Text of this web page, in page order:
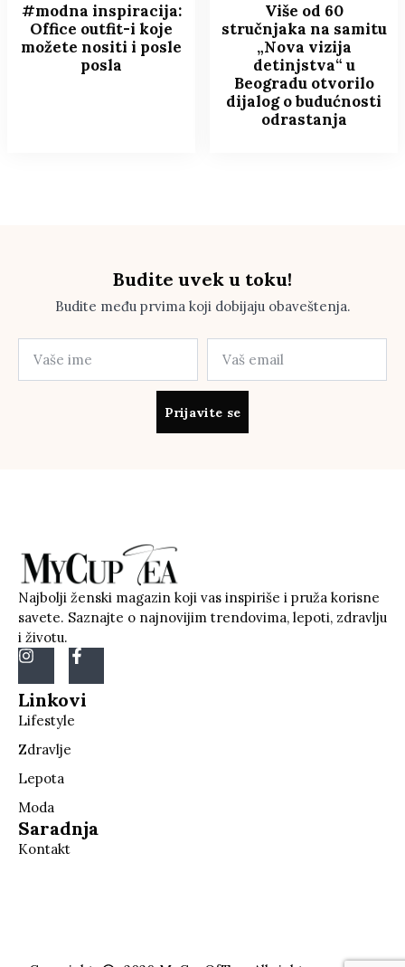
#modna inspiracija:
Office outfit-i koje
možete nositi i posle
posla
Više od 60
stručnjaka na samitu
„Nova vizija
detinjstva“ u
Beogradu otvorilo
dijalog o budućnosti
odrastanja
Budite uvek u toku!
Budite među prvima koji dobijaju obaveštenja.
Prijavite se
Najbolji ženski magazin koji vas inspiriše i pruža korisne
savete. Saznajte o najnovijim trendovima, lepoti, zdravlju
i životu.
Linkovi
Lifestyle
Zdravlje
Lepota
Moda
Saradnja
Kontakt